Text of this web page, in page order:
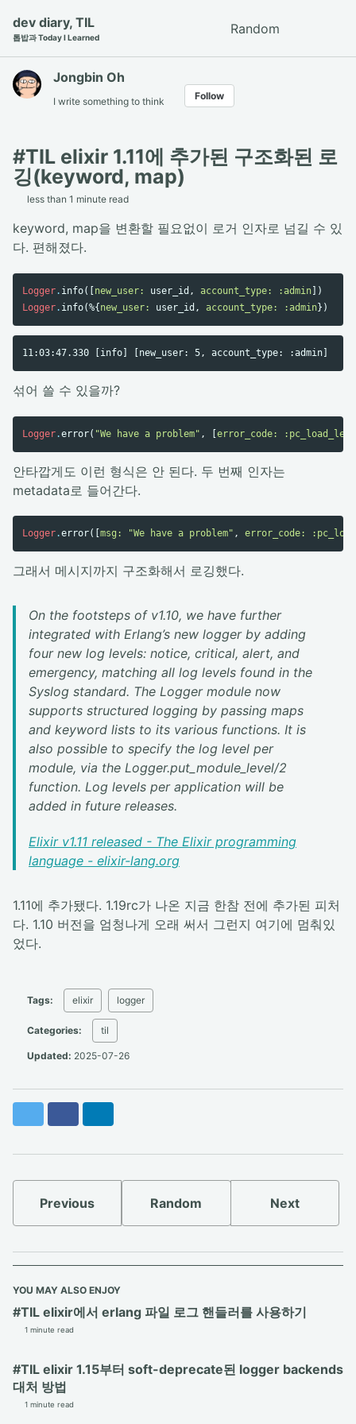
navigation
dev diary, TIL
톱밥과 Today I Learned
Random
Jongbin Oh
I write something to think Follow
#TIL elixir 1.11에 추가된 구조화된 로
깅(keyword, map)
less than 1 minute read
keyword, map을 변환할 필요없이 로거 인자로 넘길 수 있
다. 편해졌다.
Logger. info([new_user: user_id , account_type: :admin])
Logger. info(%{new_user: user_id , account_type: :admin})
섞어 쓸 수 있을까?
Logger.error( "We have a problem" , [error_code:
안타깝게도 이런 형식은 안 된다. 두 번째 인자는
metadata로 들어간다.
Logger.error([ msg: "We have a problem" , error_code:
그래서 메시지까지 구조화해서 로깅했다.
On the footsteps of v1.10, we have further
integrated with Erlang’s new logger by adding
four new log levels: notice, critical, alert, and
emergency, matching all log levels found in the
Syslog standard. The Logger module now
supports structured logging by passing maps
and keyword lists to its various functions. It is
also possible to specify the log level per
module, via the Logger.put_module_level/2
function. Log levels per application will be
added in future releases.
Elixir v1.11 released - The Elixir programming
language - elixir-lang.org
1.11에 추가됐다. 1.19rc가 나온 지금 한참 전에 추가된 피처
다. 1.10 버전을 엄청나게 오래 써서 그런지 여기에 멈춰있
었다.
Tags: elixir logger
Categories: til
Updated: 2025-07-26
Previous Random Next
YOU MAY ALSO ENJOY
#TIL elixir에서 erlang 파일 로그 핸들러를 사용하기
1 minute read
#TIL elixir 1.15부터 soft-deprecate된 logger backends
대처 방법
1 minute read